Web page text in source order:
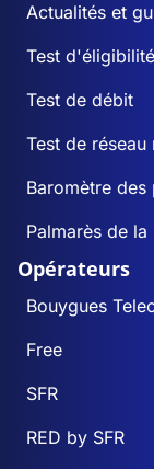
Actualités et
Test d'éligibilité
Test de débit
Test de réseau
Baromètre des
Palmarès de la
Opérateurs
Bouygues
Free
SFR
RED by SFR